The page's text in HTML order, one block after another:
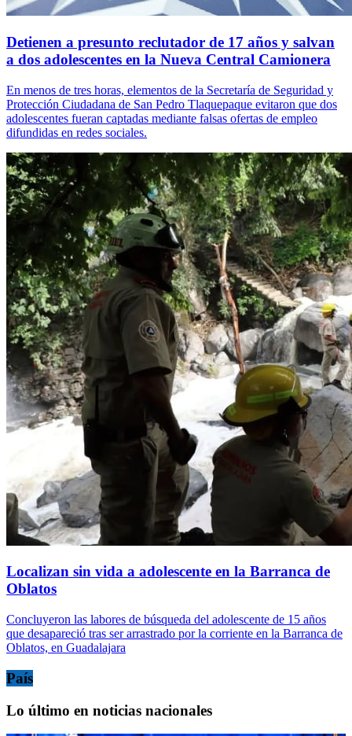
Detienen a presunto reclutador de 17 años y salvan
a dos adolescentes en la Nueva Central Camionera
En menos de tres horas, elementos de la Secretaría de Seguridad y
Protección Ciudadana de San Pedro Tlaquepaque evitaron que dos
adolescentes fueran captadas mediante falsas ofertas de empleo
difundidas en redes sociales.
Localizan sin vida a adolescente en la Barranca de
Oblatos
Concluyeron las labores de búsqueda del adolescente de 15 años
que desapareció tras ser arrastrado por la corriente en la Barranca de
Oblatos, en Guadalajara
País
Lo último en noticias nacionales